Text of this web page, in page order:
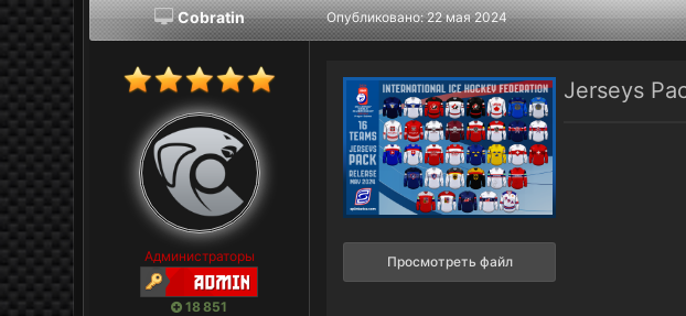
Cobratin
Администраторы
18 851
Опубликовано:22 мая 2024
Просмотреть файл
Jerseys